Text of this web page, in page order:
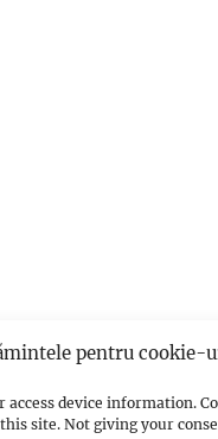
pentru cookie-
device information.
site. Not giving your